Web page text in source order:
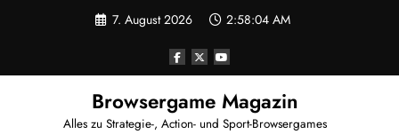
7. August 2026 2:58:05 AM
Browsergame Magazin
Alles zu Strategie-, Action- und Sport-Browsergames